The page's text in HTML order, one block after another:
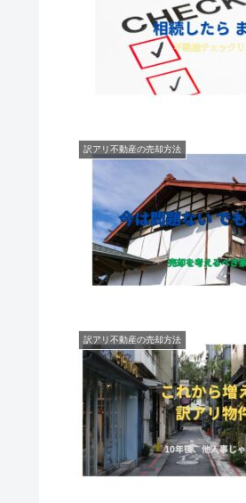
訳アリ不動産の売却方法
訳アリ不動産の売却方法